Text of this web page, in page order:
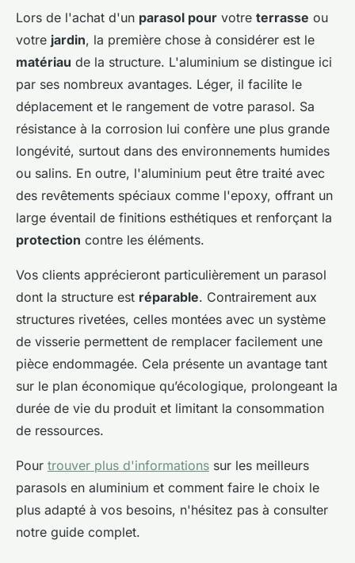
Lors de l'achat d'un parasol pour votre terrasse ou
votre jardin, la première chose à considérer est le
matériau de la structure. L'aluminium se distingue ici
par ses nombreux avantages. Léger, il facilite le
déplacement et le rangement de votre parasol. Sa
résistance à la corrosion lui confère une plus grande
longévité, surtout dans des environnements humides
ou salins. En outre, l'aluminium peut être traité avec
des revêtements spéciaux comme l'epoxy, offrant un
large éventail de finitions esthétiques et renforçant la
protection contre les éléments.
Vos clients apprécieront particulièrement un parasol
dont la structure est réparable. Contrairement aux
structures rivetées, celles montées avec un système
de visserie permettent de remplacer facilement une
pièce endommagée. Cela présente un avantage tant
sur le plan économique qu’écologique, prolongeant la
durée de vie du produit et limitant la consommation
de ressources.
Pour trouver plus d'informations sur les meilleurs
parasols en aluminium et comment faire le choix le
plus adapté à vos besoins, n'hésitez pas à consulter
notre guide complet.